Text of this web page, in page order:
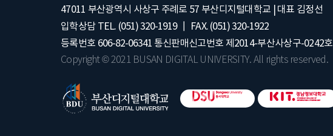
47011 부산광역시 사상구 주례로 57 부산디지털대학교 | 대표 김정선
입학상담 TEL. (051) 320-1919┃ FAX. (051) 320-1922
등록번호 606-82-06341 통신판매신고번호 제2014-부산사상구-0242호
Copyright © 2021 BUSAN DIGITAL UNIVERSITY. All rights reserved.